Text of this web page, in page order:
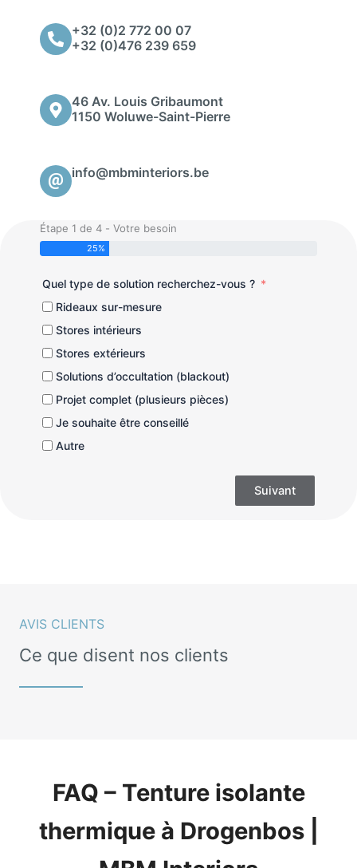
+32 (0)2 772 00 07
+32 (0)476 239 659
46 Av. Louis Gribaumont
1150 Woluwe-Saint-Pierre
info@mbminteriors.be
Étape 1 de 4 - Votre besoin
25%
Quel type de solution recherchez-vous ?
Rideaux sur-mesure
Stores intérieurs
Stores extérieurs
Solutions d’occultation (blackout)
Projet complet (plusieurs pièces)
Je souhaite être conseillé
Autre
Suivant
AVIS CLIENTS
Ce que disent nos clients
FAQ – Tenture isolante
thermique à Drogenbos |